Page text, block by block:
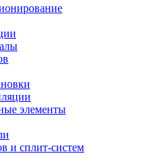
элементы
и сплит-систем